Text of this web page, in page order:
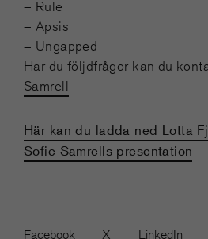
– Rule
– Apsis
– Ungapped
Har du följdfrågor kan du
Samrell
Här kan du ladda ned Lotta
Sofie Samrells presentation
Facebook X LinkedIn